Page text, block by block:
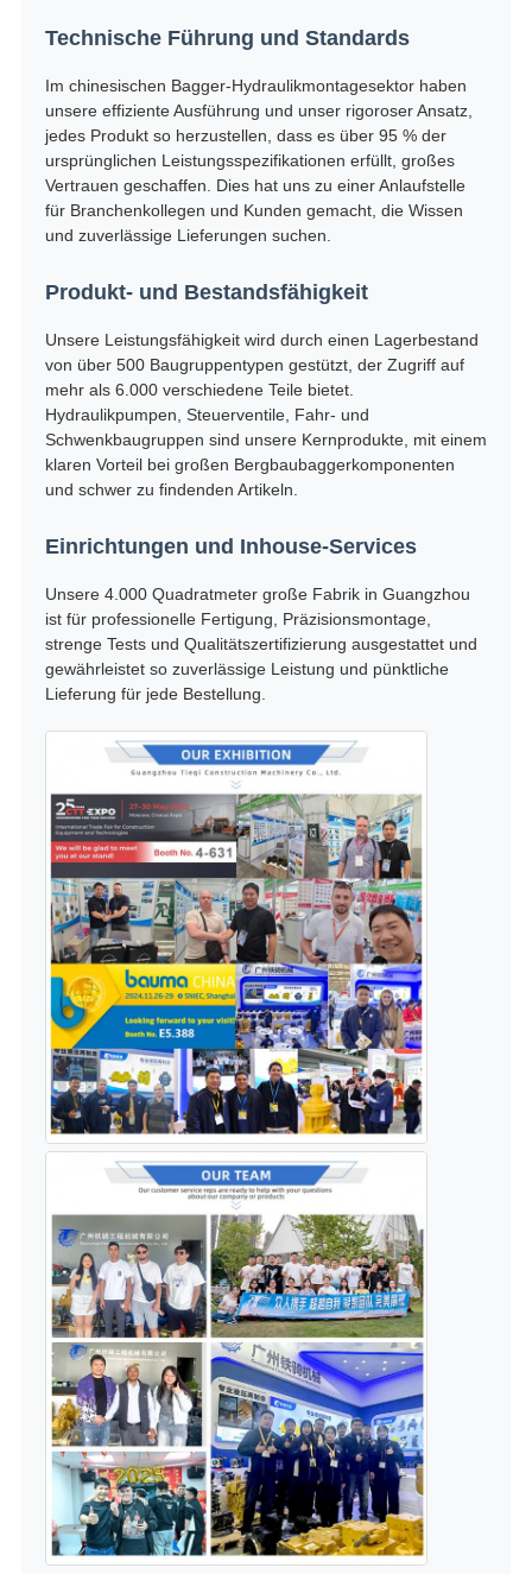
Technische Führung und Standards
Im chinesischen Bagger-Hydraulikmontagesektor haben
unsere effiziente Ausführung und unser rigoroser Ansatz,
jedes Produkt so herzustellen, dass es über 95 % der
ursprünglichen Leistungsspezifikationen erfüllt, großes
Vertrauen geschaffen. Dies hat uns zu einer Anlaufstelle
für Branchenkollegen und Kunden gemacht, die Wissen
und zuverlässige Lieferungen suchen.
Produkt- und Bestandsfähigkeit
Unsere Leistungsfähigkeit wird durch einen Lagerbestand
von über 500 Baugruppentypen gestützt, der Zugriff auf
mehr als 6.000 verschiedene Teile bietet.
Hydraulikpumpen, Steuerventile, Fahr- und
Schwenkbaugruppen sind unsere Kernprodukte, mit einem
klaren Vorteil bei großen Bergbaubaggerkomponenten
und schwer zu findenden Artikeln.
Einrichtungen und Inhouse-Services
Unsere 4.000 Quadratmeter große Fabrik in Guangzhou
ist für professionelle Fertigung, Präzisionsmontage,
strenge Tests und Qualitätszertifizierung ausgestattet und
gewährleistet so zuverlässige Leistung und pünktliche
Lieferung für jede Bestellung.